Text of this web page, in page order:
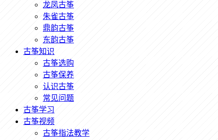
龙凤古筝
朱雀古筝
鼎韵古筝
东韵古筝
古筝知识
古筝选购
古筝保养
认识古筝
常见问题
古筝学习
古筝视频
古筝指法教学